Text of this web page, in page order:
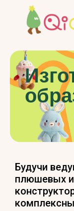
Будучи
плюшевых